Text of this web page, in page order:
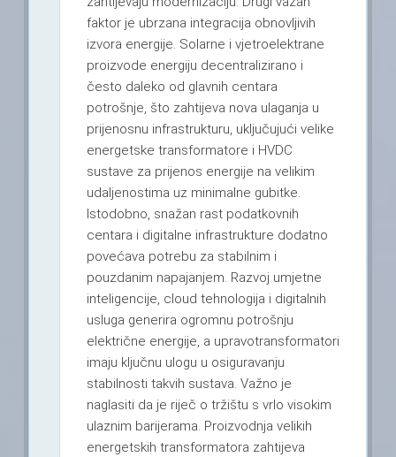
faktor je ubrzana integracija obnovljivih
izvora energije. Solarne i vjetroelektrane
proizvode energiju decentralizirano i
često daleko od glavnih centara
potrošnje, što zahtijeva nova ulaganja u
prijenosnu infrastrukturu, uključujući velike
energetske transformatore i HVDC
sustave za prijenos energije na velikim
udaljenostima uz minimalne gubitke.
Istodobno, snažan rast podatkovnih
centara i digitalne infrastrukture dodatno
povećava potrebu za stabilnim i
pouzdanim napajanjem. Razvoj umjetne
inteligencije, cloud tehnologija i digitalnih
usluga generira ogromnu potrošnju
električne energije, a upravotransformatori
imaju ključnu ulogu u osiguravanju
stabilnosti takvih sustava. Važno je
naglasiti da je riječ o tržištu s vrlo visokim
ulaznim barijerama. Proizvodnja velikih
energetskih transformatora zahtijeva